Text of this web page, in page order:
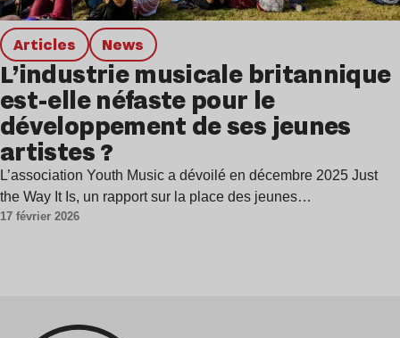
Articles news
L’industrie musicale britannique
est-elle néfaste pour le
développement de ses jeunes
artistes ?
L’association Youth Music a dévoilé en décembre 2025 Just
the Way It Is, un rapport sur la place des jeunes…
17 février 2026